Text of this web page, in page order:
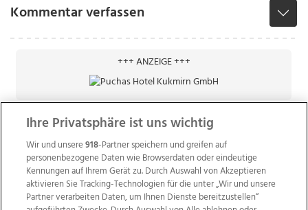
Kommentar verfassen
+++ ANZEIGE +++
Ihre Privatsphäre ist uns wichtig
Wir und unsere918-Partner speichern und greifen auf
personenbezogene Daten wie Browserdaten oder eindeutige
Kennungen auf Ihrem Gerät zu. Durch Auswahl von Akzeptieren
aktivieren Sie Tracking-Technologien für die unter „Wir und unsere
Partner verarbeiten Daten, um Ihnen Dienste bereitzustellen“